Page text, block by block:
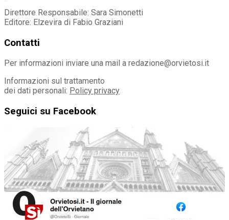
Direttore Responsabile: Sara Simonetti
Editore: Elzevira di Fabio Graziani
Contatti
Per informazioni inviare una mail a redazione@orvietosi.it
Informazioni sul trattamento
dei dati personali: Policy privacy
Seguici su Facebook